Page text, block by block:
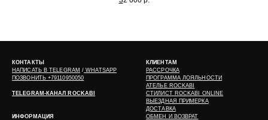
КОНТАКТЫ
НАПИСАТЬ ВTELEGRAM / WHATSAPP
ПОЗВОНИТЬ +79110950050
TELEGRAM-КАНАЛ ROCKABI
ИНФОРМАЦИЯ
КЛИЕНТАМ
РАССРОЧКА
ПРОГРАММА ЛОЯЛЬНОСТИ
АТЕЛЬЕ ROCKABI
СТИЛИСТ ROCKABI ONLINE
ВЫЕЗДНАЯ ПРИМЕРКА
ДОСТАВКА
ОБМЕН И ВОЗВРАТ